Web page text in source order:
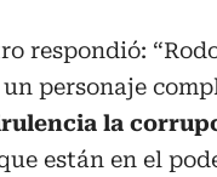
respondió:
un personaje
la
están en el